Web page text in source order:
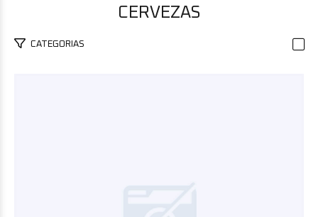
CERVEZAS
CATEGORIAS